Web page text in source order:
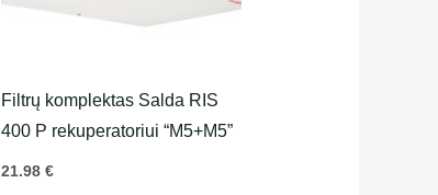
Filtrų komplektas Salda RIS
400 P rekuperatoriui “M5+M5”
21.98 €